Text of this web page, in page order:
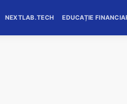
NEXTLAB.TECH EDUCAȚIE